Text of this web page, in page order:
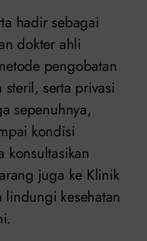
hadir sebagai
dokter ahli
pengobatan
serta privasi
sepenuhnya,
kondisi
konsultasikan
juga ke Klinik
lindungi kesehatan